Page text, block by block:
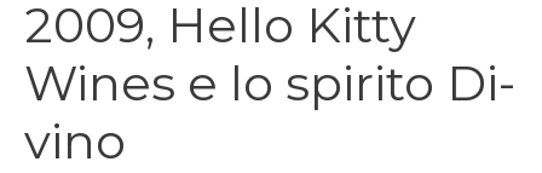
2009, Hello Kitty
Wines e lo spirito Di-
vino